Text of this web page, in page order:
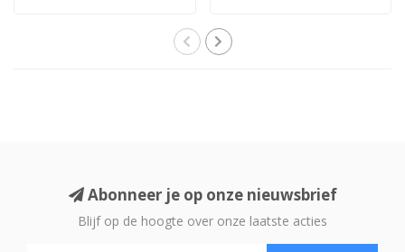
Abonneer je op onze nieuwsbrief
Blijf op de hoogte over onze laatste acties